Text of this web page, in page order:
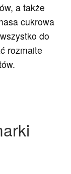
a także
cukrowa
do
rozmaite